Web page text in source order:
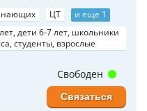
ЦТ
и еще 1
дети 6-7 лет, школьники
студенты, взрослые
Свободен
Связаться